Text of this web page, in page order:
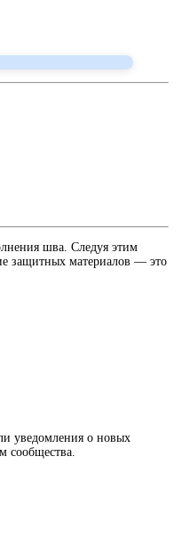
шва. Следуя этим
защитных материалов — это
уведомления о новых
сообщества.